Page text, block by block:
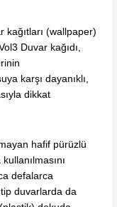
kağıtları (wallpaper)
Duvar kağıdı,
karşı dayanıklı,
dikkat
hafif pürüzlü
defalarca
duvarlarda da